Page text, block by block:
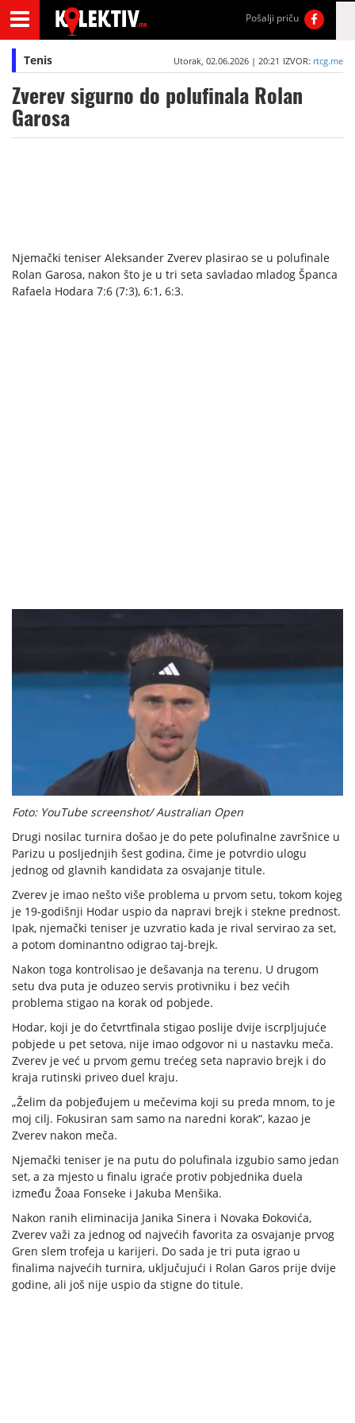
Pošalji priču
Tenis Utorak, 02.06.2026 | 20:21 IZVOR: rtcg.me
Zverev sigurno do polufinala Rolan
Garosa
Njemački teniser Aleksander Zverev plasirao se u polufinale
Rolan Garosa, nakon što je u tri seta savladao mladog Španca
Rafaela Hodara 7:6 (7:3), 6:1, 6:3.
Foto: YouTube screenshot/ Australian Open
Drugi nosilac turnira došao je do pete polufinalne završnice u
Parizu u posljednjih šest godina, čime je potvrdio ulogu
jednog od glavnih kandidata za osvajanje titule.
Zverev je imao nešto više problema u prvom setu, tokom kojeg
je 19-godišnji Hodar uspio da napravi brejk i stekne prednost.
Ipak, njemački teniser je uzvratio kada je rival servirao za set,
a potom dominantno odigrao taj-brejk.
Nakon toga kontrolisao je dešavanja na terenu. U drugom
setu dva puta je oduzeo servis protivniku i bez većih
problema stigao na korak od pobjede.
Hodar, koji je do četvrtfinala stigao poslije dvije iscrpljujuće
pobjede u pet setova, nije imao odgovor ni u nastavku meča.
Zverev je već u prvom gemu trećeg seta napravio brejk i do
kraja rutinski priveo duel kraju.
„Želim da pobjeđujem u mečevima koji su preda mnom, to je
moj cilj. Fokusiran sam samo na naredni korak“, kazao je
Zverev nakon meča.
Njemački teniser je na putu do polufinala izgubio samo jedan
set, a za mjesto u finalu igraće protiv pobjednika duela
između Žoaa Fonseke i Jakuba Menšika.
Nakon ranih eliminacija Janika Sinera i Novaka Đokovića,
Zverev važi za jednog od najvećih favorita za osvajanje prvog
Gren slem trofeja u karijeri. Do sada je tri puta igrao u
finalima najvećih turnira, uključujući i Rolan Garos prije dvije
godine, ali još nije uspio da stigne do titule.